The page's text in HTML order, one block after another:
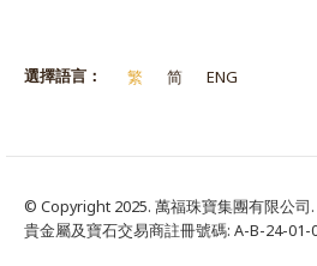
選擇語言： 繁 简 ENG
© Copyright 2025. 萬福珠寶集團有限公司
貴金屬及寶石交易商註冊號碼: A-B-24-01-